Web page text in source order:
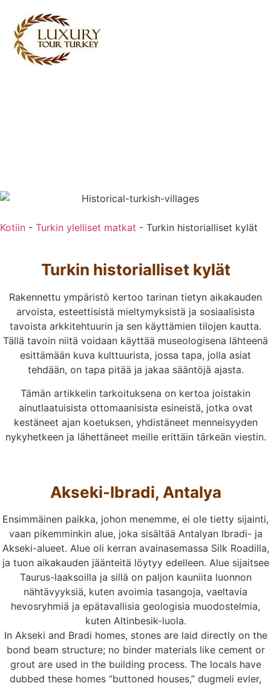
Kotiin - Turkin ylelliset matkat - Turkin historialliset kylät
Turkin historialliset kylät
Rakennettu ympäristö kertoo tarinan tietyn aikakauden
arvoista, esteettisistä mieltymyksistä ja sosiaalisista
tavoista arkkitehtuurin ja sen käyttämien tilojen kautta.
Tällä tavoin niitä voidaan käyttää museologisena lähteenä
esittämään kuva kulttuurista, jossa tapa, jolla asiat
tehdään, on tapa pitää ja jakaa sääntöjä ajasta.
Tämän artikkelin tarkoituksena on kertoa joistakin
ainutlaatuisista ottomaanisista esineistä, jotka ovat
kestäneet ajan koetuksen, yhdistäneet menneisyyden
nykyhetkeen ja lähettäneet meille erittäin tärkeän viestin.
Akseki-Ibradi, Antalya
Ensimmäinen paikka, johon menemme, ei ole tietty sijainti,
vaan pikemminkin alue, joka sisältää Antalyan Ibradi- ja
Akseki-alueet. Alue oli kerran avainasemassa Silk Roadilla,
ja tuon aikakauden jäänteitä löytyy edelleen. Alue sijaitsee
Taurus-laaksoilla ja sillä on paljon kauniita luonnon
nähtävyyksiä, kuten avoimia tasangoja, vaeltavia
hevosryhmiä ja epätavallisia geologisia muodostelmia,
kuten Altinbesik-luola.
In Akseki and Bradi homes, stones are laid directly on the
bond beam structure; no binder materials like cement or
grout are used in the building process. The locals have
dubbed these homes “buttoned houses,” dugmeli evler,